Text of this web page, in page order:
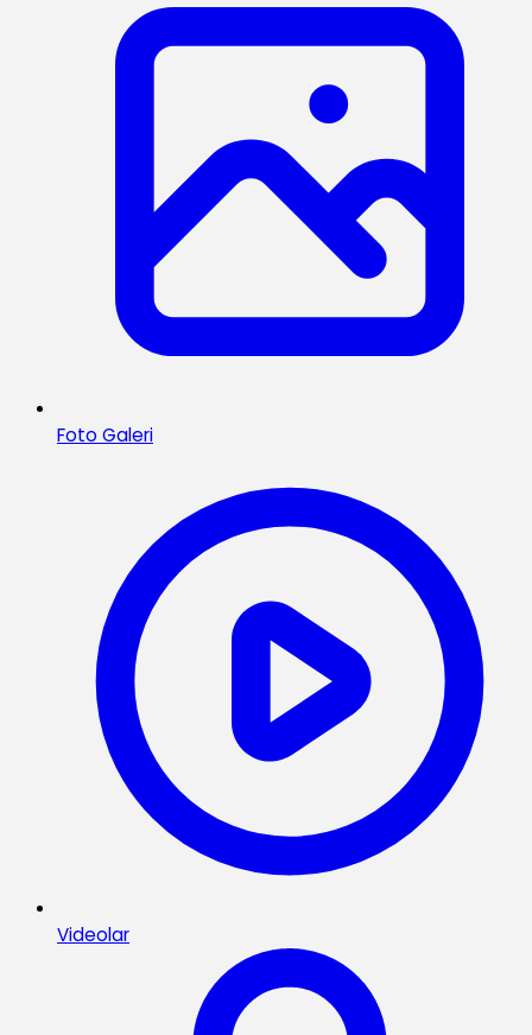
Foto Galeri
Videolar